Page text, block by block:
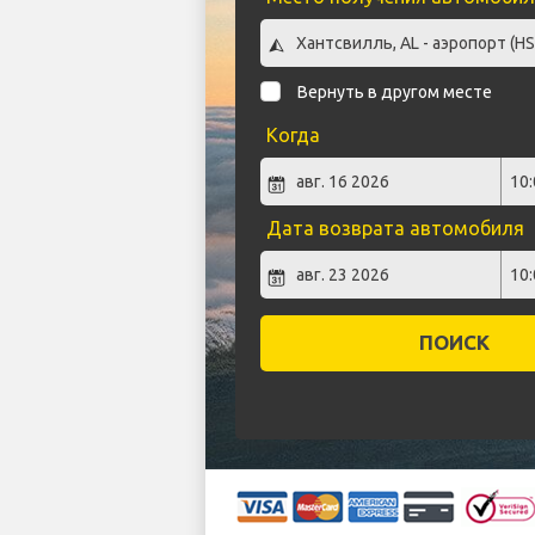
Вернуть в другом месте
Когда
Дата возврата автомобиля
ПОИСК